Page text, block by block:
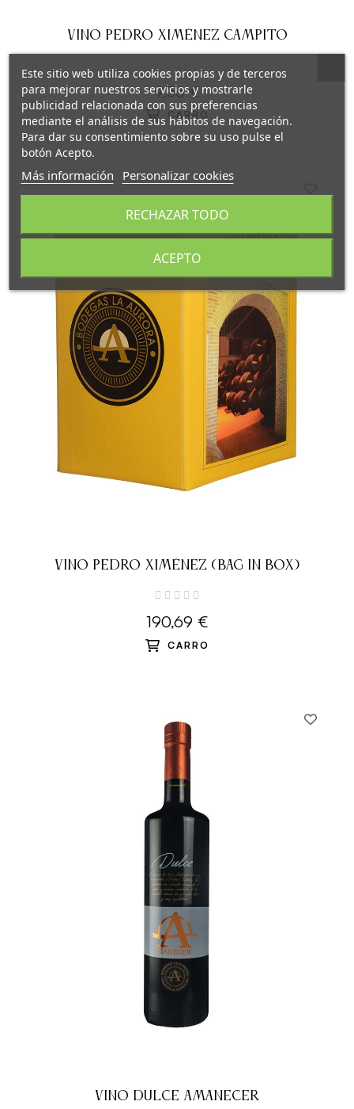
VINO PEDRO XIMÉNEZ CAMPITO
9,36 €
CARRO
VINO PEDRO XIMÉNEZ (BAG IN BOX)
190,69 €
CARRO
VINO DULCE AMANECER
Este sitio web utiliza cookies propias y de terceros
para mejorar nuestros servicios y mostrarle
publicidad relacionada con sus preferencias
mediante el análisis de sus hábitos de navegación.
Para dar su consentimiento sobre su uso pulse el
botón Acepto.
Más información Personalizar cookies
RECHAZAR TODO
ACEPTO